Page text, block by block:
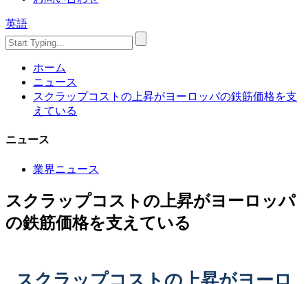
英語
ホーム
ニュース
スクラップコストの上昇がヨーロッパの鉄筋価格を支
えている
ニュース
業界ニュース
スクラップコストの上昇がヨーロッパ
の鉄筋価格を支えている